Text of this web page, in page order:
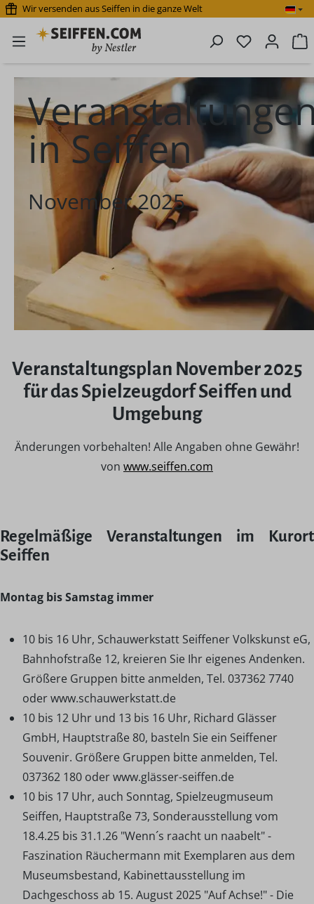
Zum Hauptinhalt springen
Wir versenden aus Seiffen in die ganze Welt
Du hast 0
in Seiffen
November 2025
Veranstaltungsplan November 2025
für das Spielzeugdorf Seiffen und
Umgebung
Änderungen vorbehalten! Alle Angaben ohne Gewähr!
von www.seiffen.com
Regelmäßige Veranstaltungen im Kurort
Seiffen
Montag bis Samstag immer
10 bis 16 Uhr, Schauwerkstatt Seiffener Volkskunst eG,
Bahnhofstraße 12, kreieren Sie Ihr eigenes Andenken.
Größere Gruppen bitte anmelden, Tel. 037362 7740
oder www.schauwerkstatt.de
10 bis 12 Uhr und 13 bis 16 Uhr, Richard Glässer
GmbH, Hauptstraße 80, basteln Sie ein Seiffener
Souvenir. Größere Gruppen bitte anmelden, Tel.
037362 180 oder www.glässer-seiffen.de
10 bis 17 Uhr, auch Sonntag, Spielzeugmuseum
Seiffen, Hauptstraße 73, Sonderausstellung vom
18.4.25 bis 31.1.26 "Wenn´s raacht un naabelt" -
Faszination Räuchermann mit Exemplaren aus dem
Museumsbestand, Kabinettausstellung im
Dachgeschoss ab 15. August 2025 "Auf Achse!" - Die